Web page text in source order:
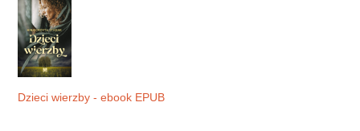
Dzieci wierzby - ebook EPUB